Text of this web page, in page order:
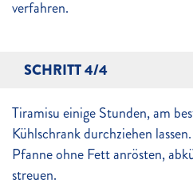
verfahren.
SCHRITT 4/4
Tiramisu einige Stunden, am
Kühlschrank durchziehen
Pfanne ohne Fett anrösten,
streuen.